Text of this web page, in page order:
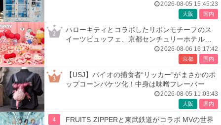
2026-08-05 15:45:23
大阪 国内
2
ハローキティとコラボしたリボンモチーフのス
イーツビュッフェ、京都センチュリーホテルで
2026-08-06 16:17:42
京都 国内
3
【USJ】バイオの捕食者“リッカー”がまさかのポ
ップコーンバケツ化！中身は味噌フレーバー
2026-08-05 11:03:43
大阪 国内
4
FRUITS ZIPPERと東武鉄道がコラボ MVの世界